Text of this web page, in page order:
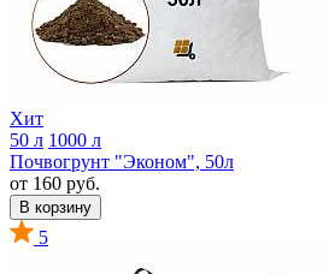
Хит
50 л 1000 л
Почвогрунт "Эконом", 50л
от 160 руб.
В корзину
5